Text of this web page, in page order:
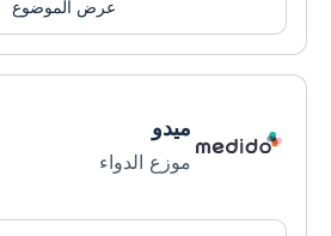
عرض الموضوع
ميدو
موزع الدواء